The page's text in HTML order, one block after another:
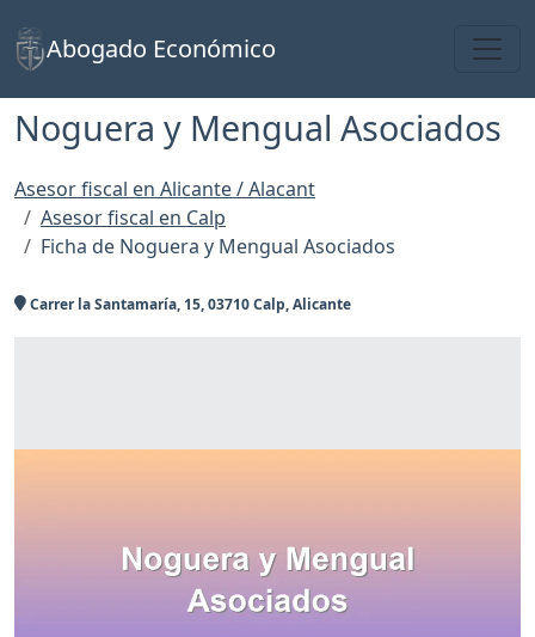
Abogado Económico
Noguera y Mengual Asociados
Asesor fiscal en Alicante / Alacant
Asesor fiscal en Calp
Ficha de Noguera y Mengual Asociados
Carrer la Santamaría, 15, 03710 Calp, Alicante